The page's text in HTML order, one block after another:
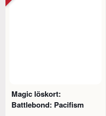
Magic löskort:
Battlebond: Pacifism